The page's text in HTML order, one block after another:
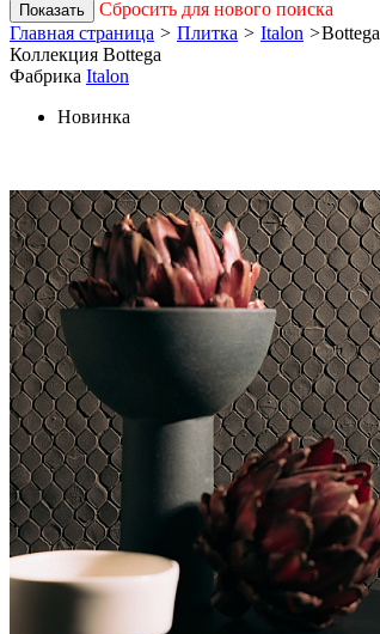
Показать
Сбросить для нового поиска
Главная страница > Плитка > Italon >Bottega
Коллекция Bottega
Фабрика Italon
Новинка